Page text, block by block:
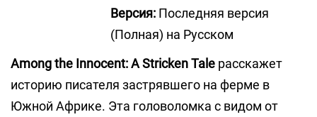
Версия: Последняя версия
(Полная) на Русском
Among the Innocent: A Stricken Tale расскажет
историю писателя застрявшего на ферме в
Южной Африке. Эта головоломка с видом от